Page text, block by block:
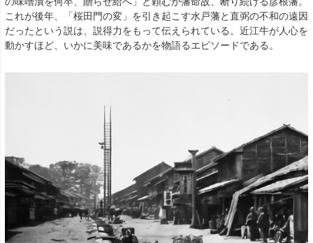
これが後年、「桜田門の変」を引き起こす水戸藩と直弼の不和の遠因
だったという説は、説得力をもって伝えられている。近江牛が人心を
動かすほど、いかに美味であるかを物語るエピソードである。